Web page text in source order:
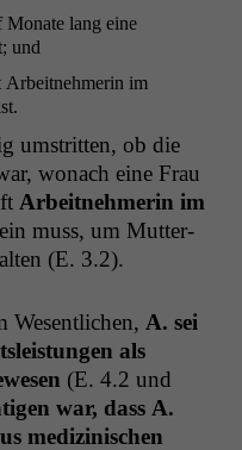
Monate lang eine
und
im
umstrit­ten, ob die
wonach eine Frau
Arbeit­nehmerin im
muss, um Mut­ter­
(E. 3.2).
Wesentlichen, A. sei
als
(E. 4.2 und
war, dass A.
medi­zinis­chen